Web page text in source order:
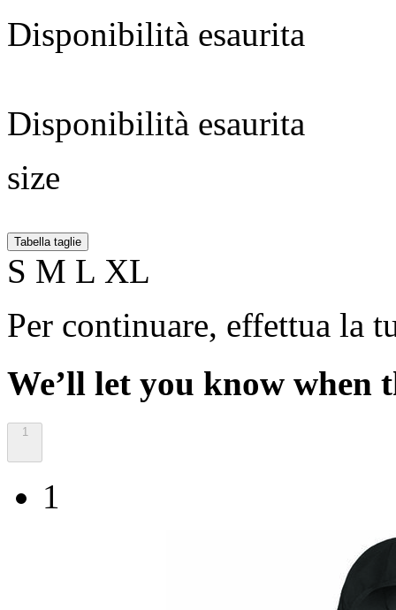
Disponibilità esaurita
Disponibilità esaurita
size
Tabella taglie
S M L XL
Per continuare, effettua la
We’ll let you know when
1
1